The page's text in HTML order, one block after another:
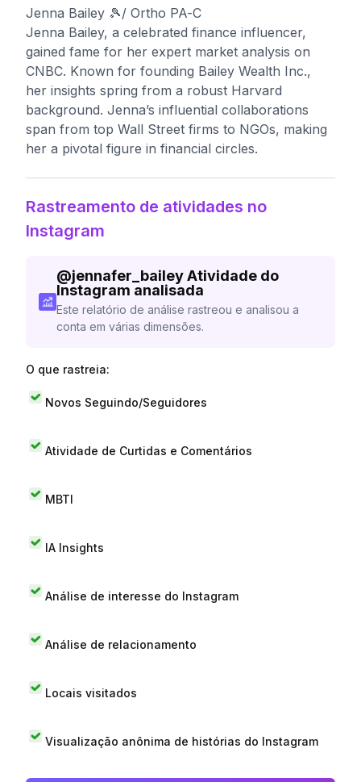
Jenna Bailey 🎾/ Ortho PA-C
Jenna Bailey, a celebrated finance influencer,
gained fame for her expert market analysis on
CNBC. Known for founding Bailey Wealth Inc.,
her insights spring from a robust Harvard
background. Jenna’s influential collaborations
span from top Wall Street firms to NGOs, making
her a pivotal figure in financial circles.
Rastreamento de atividades no
Instagram
@jennafer_bailey Atividade do
Instagram analisada
Este relatório de análise rastreou e analisou a
conta em várias dimensões.
O que rastreia:
Novos Seguindo/Seguidores
Atividade de Curtidas e Comentários
MBTI
IA Insights
Análise de interesse do Instagram
Análise de relacionamento
Locais visitados
Visualização anônima de histórias do Instagram